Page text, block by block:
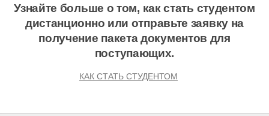
Узнайте больше о том, как стать студентом
дистанционно или отправьте заявку на
получение пакета документов для
поступающих.
КАК СТАТЬ СТУДЕНТОМ